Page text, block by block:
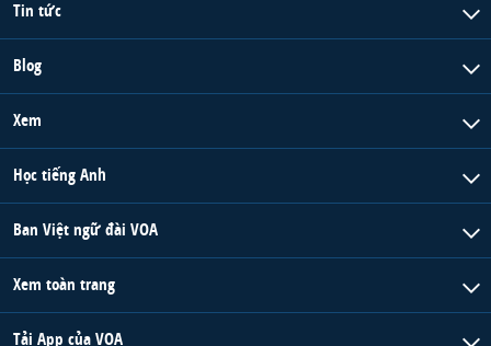
Tin tức
Blog
Xem
Học tiếng Anh
Ban Việt ngữ đài VOA
Xem toàn trang
Tải App của VOA